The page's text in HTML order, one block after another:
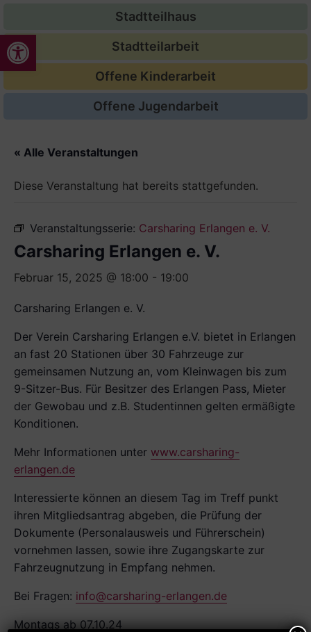
Werkzeugleiste öffnen
Stadtteilhaus
Stadtteilarbeit
Offene Kinderarbeit
Offene Jugendarbeit
« Alle Veranstaltungen
Diese Veranstaltung hat bereits stattgefunden.
Veranstaltungsserie: Carsharing Erlangen e. V.
Carsharing Erlangen e. V.
Februar 15, 2025 @ 18:00 - 19:00
Carsharing Erlangen e. V.
Der Verein Carsharing Erlangen e.V. bietet in Erlangen
an fast 20 Stationen über 30 Fahrzeuge zur
gemeinsamen Nutzung an, vom Kleinwagen bis zum
9-Sitzer-Bus. Für Besitzer des Erlangen Pass, Mieter
der Gewobau und z.B. Studentinnen gelten ermäßigte
Konditionen.
Mehr Infor­mationen unter www.carsharing-
erlangen.de
Interessierte können an diesem Tag im Treff­ punkt
ihren Mitgliedsantrag abgeben, die Prüfung der
Dokumente (Personalausweis und Führerschein)
vornehmen lassen, sowie ihre Zugangskarte zur
Fahrzeugnutzung in Empfang nehmen.
Bei Fragen: info@carsharing-erlangen.de
Montags ab 07.10.24